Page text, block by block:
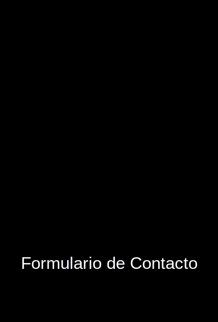
Formulario de Contacto